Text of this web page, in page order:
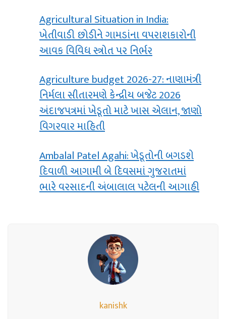
Agricultural Situation in India:
ખેતીવાડી છોડીને ગામડાંના વપરાશકારોની
આવક વિવિધ સ્‍ત્રોત પર નિર્ભર
Agriculture budget 2026-27: નાણામંત્રી
નિર્મલા સીતારમણે કેન્દ્રીય બજેટ 2026
અંદાજપત્રમાં ખેડૂતો માટે ખાસ એલાન, જાણો
વિગરવાર માહિતી
Ambalal Patel Agahi: ખેડૂતોની બગડશે
દિવાળી આગામી બે દિવસમાં ગુજરાતમાં
ભારે વરસાદની અંબાલાલ પટેલની આગાહી
kanishk